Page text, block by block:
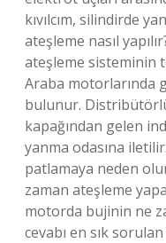
kıvılcım, silindirde
ateşleme nasıl
ateşleme sisteminin
Araba motorlarında
bulunur.
kapağından gelen
yanma odasına
patlamaya neden
zaman ateşleme
motorda bujinin ne
cevabı en sık